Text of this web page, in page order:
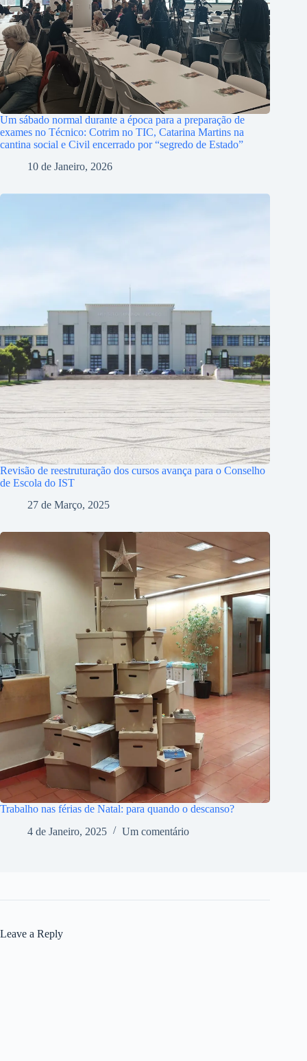
Um sábado normal durante a época para a preparação de
exames no Técnico: Cotrim no TIC, Catarina Martins na
cantina social e Civil encerrado por “segredo de Estado”
10 de Janeiro, 2026
Revisão de reestruturação dos cursos avança para o Conselho
de Escola do IST
27 de Março, 2025
Trabalho nas férias de Natal: para quando o descanso?
4 de Janeiro, 2025
Um comentário
Leave a Reply